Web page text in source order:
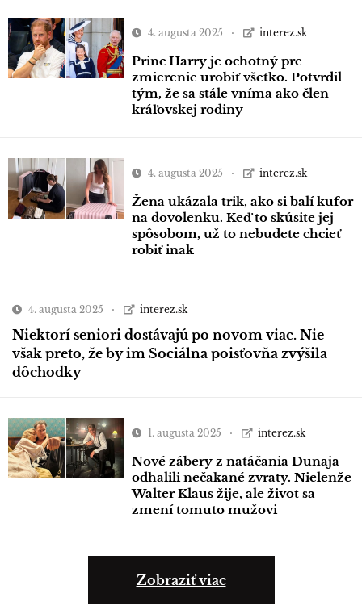
4. augusta 2025 interez.sk
Princ Harry je ochotný pre
zmierenie urobiť všetko. Potvrdil
tým, že sa stále vníma ako člen
kráľovskej rodiny
4. augusta 2025 interez.sk
Žena ukázala trik, ako si balí kufor
na dovolenku. Keď to skúsite jej
spôsobom, už to nebudete chcieť
robiť inak
4. augusta 2025 interez.sk
Niektorí seniori dostávajú po novom viac. Nie
však preto, že by im Sociálna poisťovňa zvýšila
dôchodky
1. augusta 2025 interez.sk
Nové zábery z natáčania Dunaja
odhalili nečakané zvraty. Nielenže
Walter Klaus žije, ale život sa
zmení tomuto mužovi
Zobraziť viac